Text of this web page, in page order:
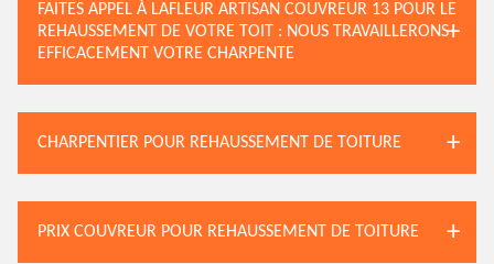
FAITES APPEL À LAFLEUR ARTISAN COUVREUR 13 POUR LE
REHAUSSEMENT DE VOTRE TOIT : NOUS TRAVAILLERONS
EFFICACEMENT VOTRE CHARPENTE
CHARPENTIER POUR REHAUSSEMENT DE TOITURE
PRIX COUVREUR POUR REHAUSSEMENT DE TOITURE